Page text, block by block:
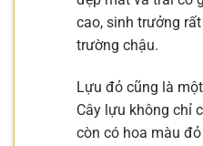
cao, sinh trưởng
trường chậu.
Lựu đỏ cũng là
Cây lựu không chỉ
còn có hoa màu